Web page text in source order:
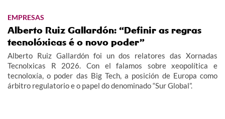
EMPRESAS
Alberto Ruiz Gallardón: “Definir as regras
tecnolóxicas é o novo poder”
Alberto Ruiz Gallardón foi un dos relatores das Xornadas
Tecnolxicas R 2026. Con el falamos sobre xeopolítica e
tecnoloxía, o poder das Big Tech, a posición de Europa como
árbitro regulatorio e o papel do denominado “Sur Global”.